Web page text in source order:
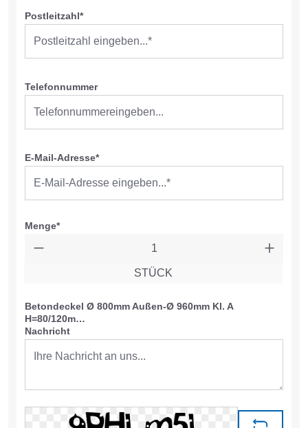
Postleitzahl*
Telefonnummer
E-Mail-Adresse*
Menge*
STÜCK
Betondeckel Ø 800mm Außen-Ø 960mm Kl. A
H=80/120m…
Nachricht